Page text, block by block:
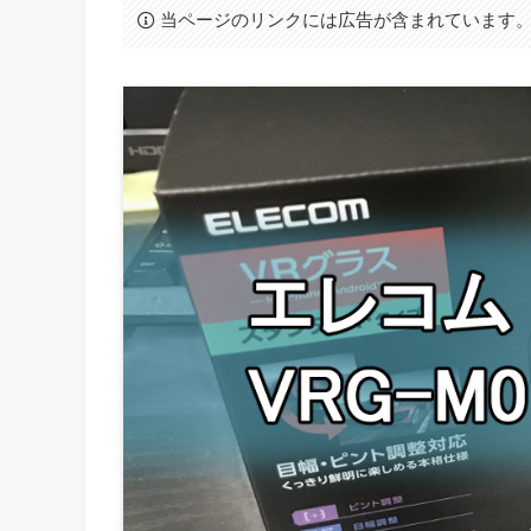
当ページのリンクには広告が含まれています